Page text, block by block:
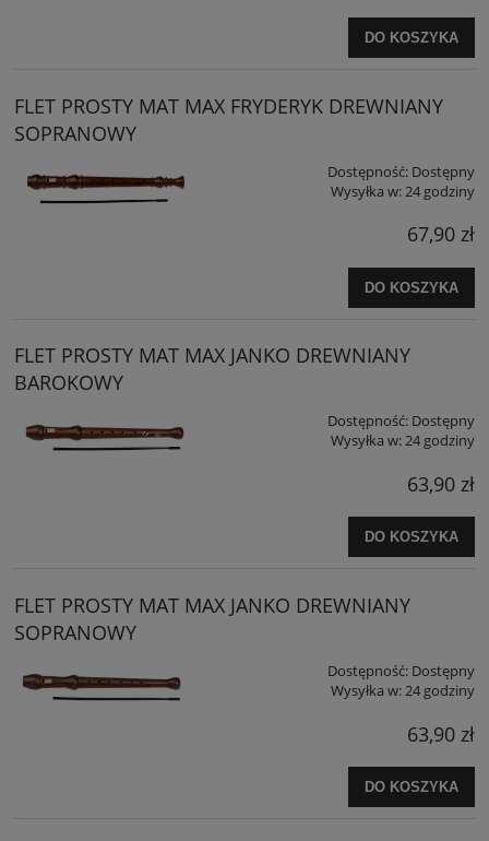
DO KOSZYKA
FLET PROSTY MAT MAX FRYDERYK DREWNIANY
SOPRANOWY
Dostępność: Dostępny
Wysyłka w:24 godziny
67,90 zł
DO KOSZYKA
FLET PROSTY MAT MAX JANKO DREWNIANY
BAROKOWY
Dostępność: Dostępny
Wysyłka w:24 godziny
63,90 zł
DO KOSZYKA
FLET PROSTY MAT MAX JANKO DREWNIANY
SOPRANOWY
Dostępność: Dostępny
Wysyłka w:24 godziny
63,90 zł
DO KOSZYKA